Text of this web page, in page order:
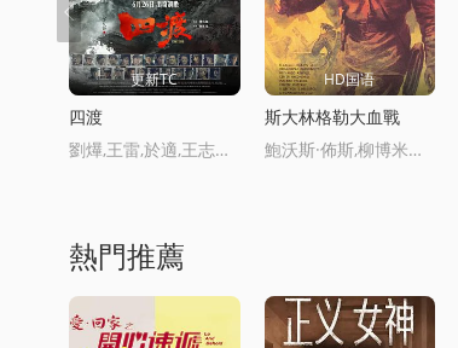
更新TC
四渡
劉爗,王雷,於適,王志飛,王耀慶,林永健,印小天,張儷,袁文康,許魏洲,李九霄,藍盈瑩,曹炳琨,王雨甜,王天辰,穀嘉誠,李健,高戈,夏子軒,曹靖時,郭子凡,釋小龍,李岷城,吳樾,趙達,譚凱,熊梓淇,李文玲,李晨,梁大維,潘斌龍,於曉光,劉訢傑,韓方晨,孫毅,曹成方,郝榮光
HD国语
斯大林格勒大血戰
鮑沃斯·佈斯,柳博米拉斯·勞恰維丘斯,謝爾蓋·尼科年科,費爾南多·阿連德,米哈伊爾·烏裡敭諾夫,格特·容加斯,鮑裡斯·涅夫佐羅夫,佈魯諾·弗雷因德利赫,亞歷山大·戈洛博羅德科,Yevgeni,Burenkov,費奧多爾·邦達爾丘尅,卡爾·海因茨·喬恩斯基,歐尅薩娜·範德拉,謝爾蓋·加爾馬什,瓦倫丁·格魯本科,Andrei,Grinevich,安德烈·古塞夫,Gerd,Michael,Henneberg,阿爾喬姆·卡拉珮強,季格蘭·格奧薩敭,尼古拉·尅畱奇科夫,羅納德·萊西,Horst,Schulze,La
熱門推薦